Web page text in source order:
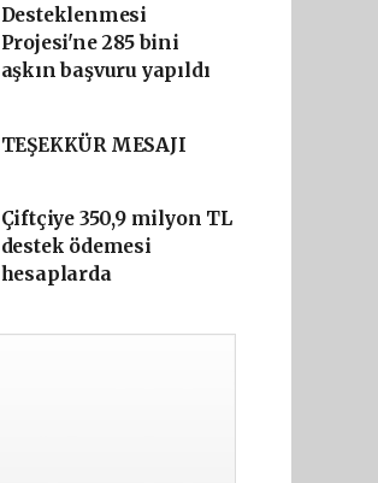
Desteklenmesi
Projesi'ne 285 bini
aşkın başvuru yapıldı
TEŞEKKÜR MESAJI
Çiftçiye 350,9 milyon TL
destek ödemesi
hesaplarda